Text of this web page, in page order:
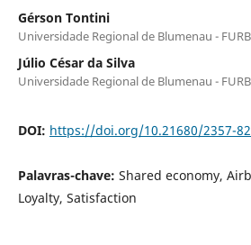
Gérson Tontini
Universidade Regional de Blumenau - FURB
Júlio César da Silva
Universidade Regional de Blumenau - FURB
DOI: https://doi.org/10.21680/2357-
Palavras-chave: Shared economy,
Loyalty, Satisfaction